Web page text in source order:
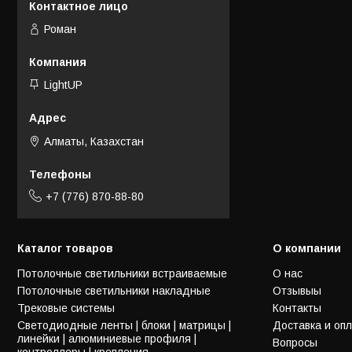
Роман
LightUP
Алматы, Казахстан
+7 (776) 870-88-80
Каталог товаров
Потолочные светильники встраиваемые
Потолочные светильники накладные
Трековые системы
Светодиодные ленты | блоки | матрицы |
линейки | алюминиевые профиля |
О компании
О нас
Отзывыы
Контакты
Доставка и
Вопросы